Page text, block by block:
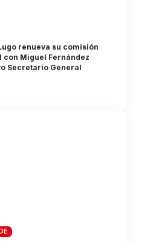
renueva su comisión
Miguel Fernández
Secretario General